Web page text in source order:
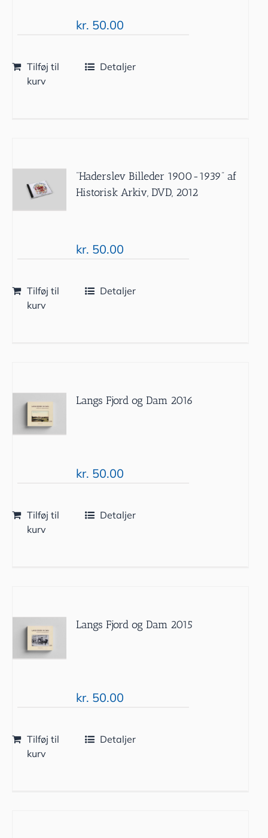
kr. 50.00
Tilføj til
kurv
Detaljer
”Haderslev Billeder 1900-1939” af
Historisk Arkiv, DVD, 2012
kr. 50.00
Tilføj til
kurv
Detaljer
Langs Fjord og Dam 2016
kr. 50.00
Tilføj til
kurv
Detaljer
Langs Fjord og Dam 2015
kr. 50.00
Tilføj til
kurv
Detaljer